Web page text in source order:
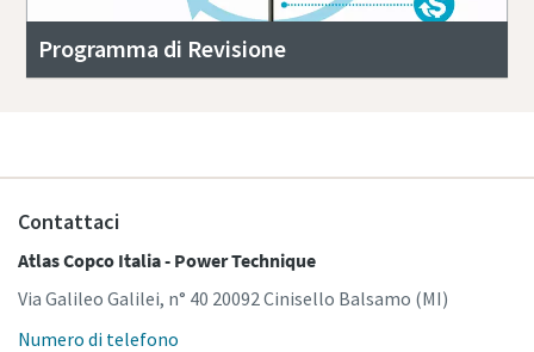
Programma di Revisione
Contattaci
Atlas Copco Italia - Power Technique
Via Galileo Galilei, n° 40 20092 Cinisello Balsamo (MI)
Numero di telefono